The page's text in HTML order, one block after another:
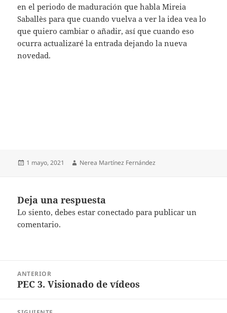
en el periodo de maduración que habla Mireia
Saballès para que cuando vuelva a ver la idea vea lo
que quiero cambiar o añadir, así que cuando eso
ocurra actualizaré la entrada dejando la nueva
novedad.
Publicado
1 mayo, 2021 Autor
Nerea Martínez Fernández
Deja una respuesta
Lo siento, debes estarconectado para publicar un
comentario.
entradas
ANTERIOR
Entrada
PEC 3. Visionado de vídeos